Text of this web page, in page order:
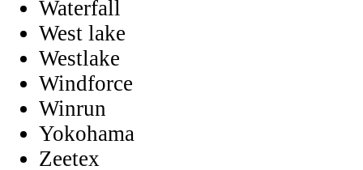
Waterfall
West lake
Westlake
Windforce
Winrun
Yokohama
Zeetex